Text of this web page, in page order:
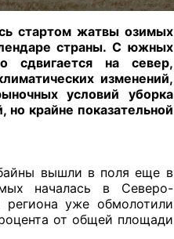
стартом жатвы озимых
страны. С южных
сдвигается на север,
изменений,
условий уборка
крайне показательной
вышли в поля еще в
началась в Северо-
уже обмолотили
от общей площади